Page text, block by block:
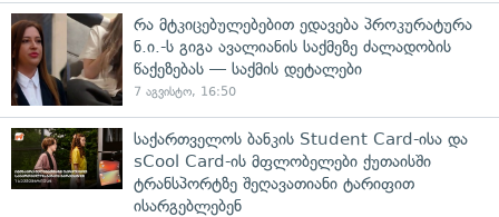
რა მტკიცებულებებით ედავება პროკურატურა
ნ.ი.-ს გიგა ავალიანის საქმეზე ძალადობის
წაქეზებას — საქმის დეტალები
7 აგვისტო, 16:50
საქართველოს ბანკის Student Card-ისა და
sCool Card-ის მფლობელები ქუთაისში
ტრანსპორტზე შეღავათიანი ტარიფით
ისარგებლებენ